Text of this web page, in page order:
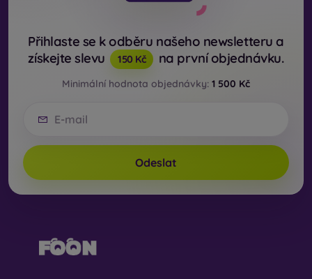
Přihlaste se k odběru našeho newsletteru a
získejte slevu
150 Kč na první objednávku.
Minimální hodnota objednávky: 1 500 Kč
Odeslat